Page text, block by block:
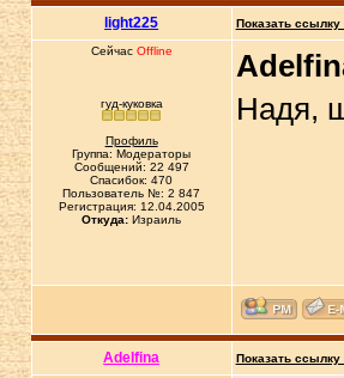
light225 Показать
Сейчас Offline
гуд-куковка
Профиль
Группа: Модераторы
Сообщений: 22 497
Спасибок: 470
Пользователь №: 2 847
Регистрация: 12.04.2005
Откуда: Израиль
Надя,
Adelfina Показать